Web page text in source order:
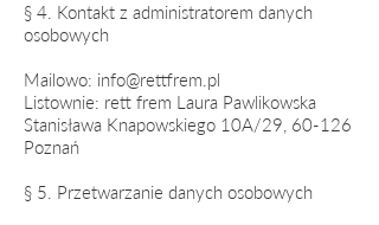
§ 4. Kontakt z administratorem danych
osobowych
Mailowo: info@rettfrem.pl
Listownie: rett frem Laura Pawlikowska
Stanisława Knapowskiego 10A/29, 60-126
Poznań
§ 5. Przetwarzanie danych osobowych